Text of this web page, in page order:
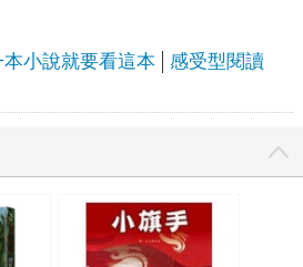
小說就要看這本 感受型閱讀